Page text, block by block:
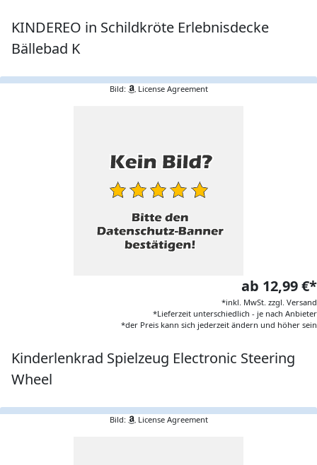
KINDEREO in Schildkröte Erlebnisdecke
Bällebad K
Bild: License Agreement
ab 12,99 €*
*inkl. MwSt. zzgl. Versand
*Lieferzeit unterschiedlich - je nach Anbieter
*der Preis kann sich jederzeit ändern und höher sein
Kinderlenkrad Spielzeug Electronic Steering
Wheel
Bild: License Agreement